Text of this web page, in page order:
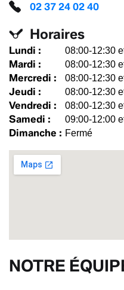
02 37 24 02 40
Horaires
Lundi : 08:00-12:30
Mardi : 08:00-12:30
Mercredi : 08:00-12:30
Jeudi : 08:00-12:30
Vendredi : 08:00-12:30
Samedi : 09:00-12:00
Dimanche : Fermé
NOTRE